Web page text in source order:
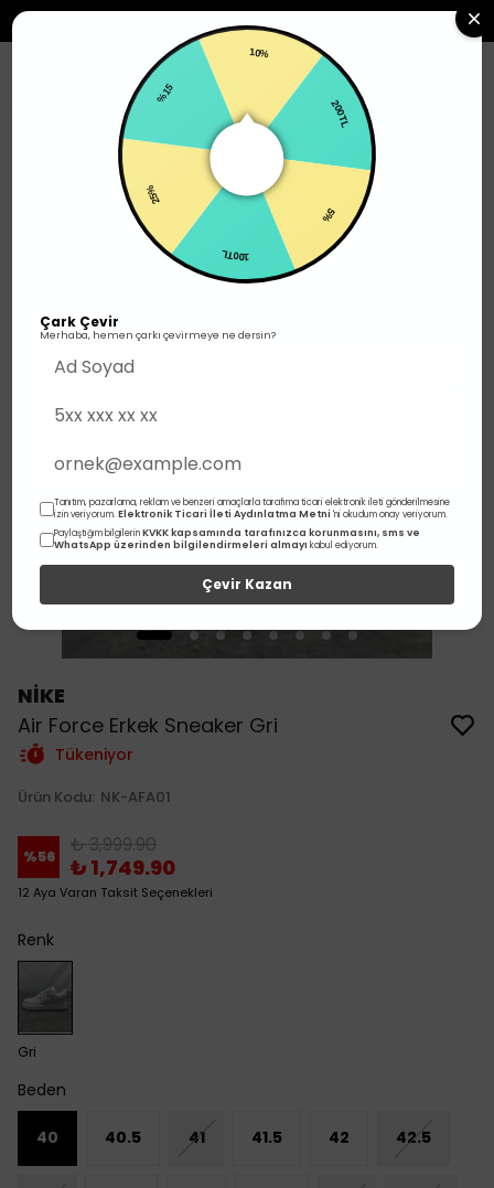
Günlük Giyim
NİKE
Air Force Erkek Sneaker Gri
Tükeniyor
Ürün Kodu: NK-AFA01
%56 ₺ 3,999.90
₺ 1,749.90
12 Aya Varan Taksit Seçenekleri
Renk
Gri
Beden
40 40.5 41 41.5 42 42.5
10%
200TL
5%
100TL
25%
%15
Çark Çevir
Merhaba, hemen çarkı çevirmeye ne dersin?
Tanıtım, pazarlama, reklam ve benzeri amaçlarla tarafıma ticari elektronik ileti gönderilmesine
izin veriyorum.Elektronik Ticari İleti Aydınlatma Metni 'ni okudum onay veriyorum.
Paylaştığım bilgilerinKVKK kapsamında tarafınızca korunmasını, sms ve
WhatsApp üzerinden bilgilendirmeleri almayı kabul ediyorum.
Çevir Kazan